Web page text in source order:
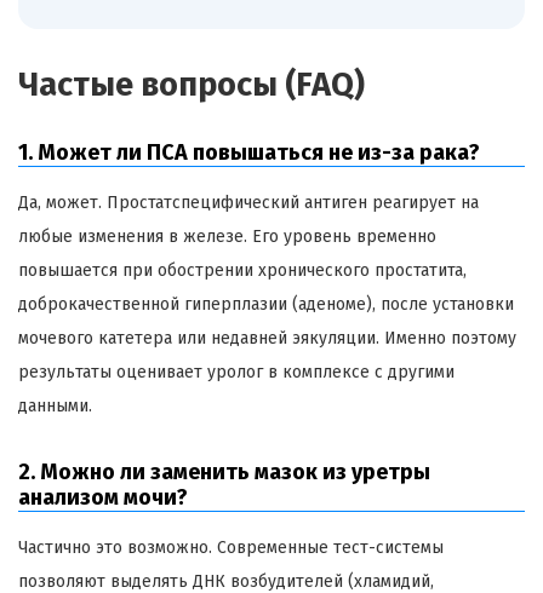
Частые вопросы (FAQ)
1. Может ли ПСА повышаться не из-за рака?
Да, может. Простатспецифический антиген реагирует на
любые изменения в железе. Его уровень временно
повышается при обострении хронического простатита,
доброкачественной гиперплазии (аденоме), после установки
мочевого катетера или недавней эякуляции. Именно поэтому
результаты оценивает уролог в комплексе с другими
данными.
2. Можно ли заменить мазок из уретры
анализом мочи?
Частично это возможно. Современные тест-системы
позволяют выделять ДНК возбудителей (хламидий,